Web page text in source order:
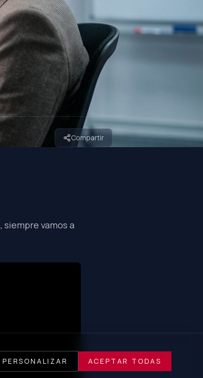
Compartir
vamos a
PERSONALIZAR ACEPTAR TODAS